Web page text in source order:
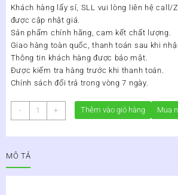
Khách hàng lấy sỉ, SLL vui lòng liên hệ call/
được cập nhật giá.
Sản phẩm chính hãng, cam kết chất lượng.
Giao hàng toàn quốc, thanh toán sau khi
Thông tin khách hàng được bảo mật.
Được kiểm tra hàng trước khi thanh toán.
Chính sách đổi trả trong vòng 7 ngày.
-
Trà
Gạo
Đen
Lọ
+ Thêm vào giỏ hàng Mua
MÔ TẢ